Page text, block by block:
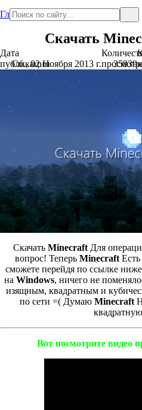
Главная
Скачать
Дата
публикации
Сб., 02 Ноября 2013 г. 35939
Скачать Minecraft Для
вопрос! Теперь MinecraftЕсть
сможете перейдя по ссылке
на Windows, ничего не
изящным, квадратным и
по сети =( Думаю Minecraft
Вот посмотрите видео